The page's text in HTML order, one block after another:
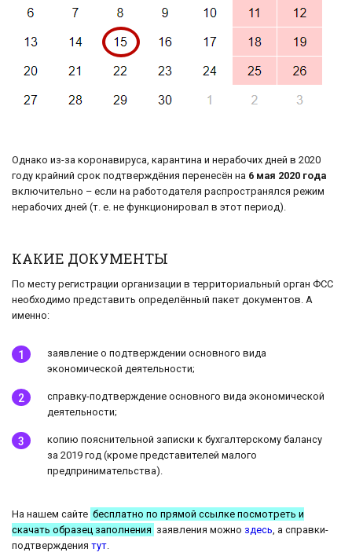
Однако из-за коронавируса, карантина и нерабочих дней в 2020
году крайний срок подтверждёния перенесён на 6 мая 2020 года
включительно – если на работодателя распространялся режим
нерабочих дней (т. е. не функционировал в этот период).
КАКИЕ ДОКУМЕНТЫ
По месту регистрации организации в территориальный орган ФСС
необходимо представить определённый пакет документов. А
именно:
заявление о подтверждении основного вида
экономической деятельности;
справку-подтверждение основного вида экономической
деятельности;
копию пояснительной записки к бухгалтерскому балансу
за 2019 год (кроме представителей малого
предпринимательства).
На нашем сайте бесплатно по прямой ссылке посмотреть и
скачать образец заполнения заявления можно здесь , а справки-
подтверждения тут